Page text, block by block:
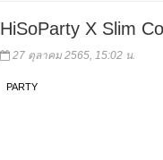
HiSoParty X Slim
27 ตุลาคม 2565, 15:02 น.
PARTY